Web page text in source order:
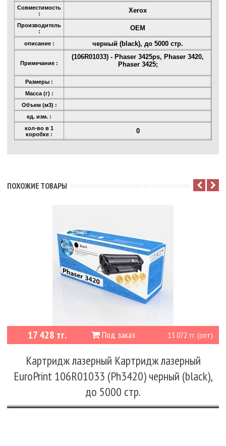
Совместимость
:
Xerox
Производитель
:
OEM
описание : черный (black), до 5000 стр.
Примечание :
(106R01033) - Phaser 3425ps, Phaser 3420,
Phaser 3425;
Размеры :
Масса (г) :
Объем (м3) :
ед. изм. :
кол-во в 1
коробке :
0
ПОХОЖИЕ ТОВАРЫ
Под заказ
17 428 тг. 15 072 тг. (опт)
Картридж лазерный Картридж лазерный
EuroPrint 106R01033 (Ph3420) черный (black),
до 5000 стр.